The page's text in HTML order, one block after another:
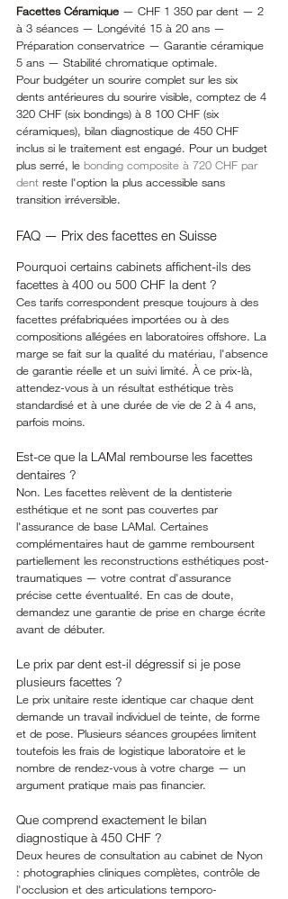
Facettes Céramique — CHF 1 350 par dent — 2
à 3 séances — Longévité 15 à 20 ans —
Préparation conservatrice — Garantie céramique
5 ans — Stabilité chromatique optimale.
Pour budgéter un sourire complet sur les six
dents antérieures du sourire visible, comptez de 4
320 CHF (six bondings) à 8 100 CHF (six
céramiques), bilan diagnostique de 450 CHF
inclus si le traitement est engagé. Pour un budget
plus serré, le bonding composite à 720 CHF par
dent reste l'option la plus accessible sans
transition irréversible.
FAQ — Prix des facettes en Suisse
Pourquoi certains cabinets affichent-ils des
facettes à 400 ou 500 CHF la dent ?
Ces tarifs correspondent presque toujours à des
facettes préfabriquées importées ou à des
compositions allégées en laboratoires offshore. La
marge se fait sur la qualité du matériau, l'absence
de garantie réelle et un suivi limité. À ce prix-là,
attendez-vous à un résultat esthétique très
standardisé et à une durée de vie de 2 à 4 ans,
parfois moins.
Est-ce que la LAMal rembourse les facettes
dentaires ?
Non. Les facettes relèvent de la dentisterie
esthétique et ne sont pas couvertes par
l'assurance de base LAMal. Certaines
complémentaires haut de gamme remboursent
partiellement les reconstructions esthétiques post-
traumatiques — votre contrat d'assurance
précise cette éventualité. En cas de doute,
demandez une garantie de prise en charge écrite
avant de débuter.
Le prix par dent est-il dégressif si je pose
plusieurs facettes ?
Le prix unitaire reste identique car chaque dent
demande un travail individuel de teinte, de forme
et de pose. Plusieurs séances groupées limitent
toutefois les frais de logistique laboratoire et le
nombre de rendez-vous à votre charge — un
argument pratique mais pas financier.
Que comprend exactement le bilan
diagnostique à 450 CHF ?
Deux heures de consultation au cabinet de Nyon
: photographies cliniques complètes, contrôle de
l'occlusion et des articulations temporo-